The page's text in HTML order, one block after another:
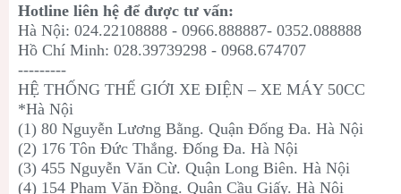
Hotline liên hệ để được tư vấn:
Hà Nội: 024.22108888 - 0966.888887- 0352.088888
Hồ Chí Minh: 028.39739298 - 0968.674707
---------
HỆ THỐNG THẾ GIỚI XE ĐIỆN – XE MÁY 50CC
*Hà Nội
(1) 80 Nguyễn Lương Bằng. Quận Đống Đa. Hà Nội
(2) 176 Tôn Đức Thắng. Đống Đa. Hà Nội
(3) 455 Nguyễn Văn Cừ. Quận Long Biên. Hà Nội
(4) 154 Phạm Văn Đồng. Quận Cầu Giấy. Hà Nội